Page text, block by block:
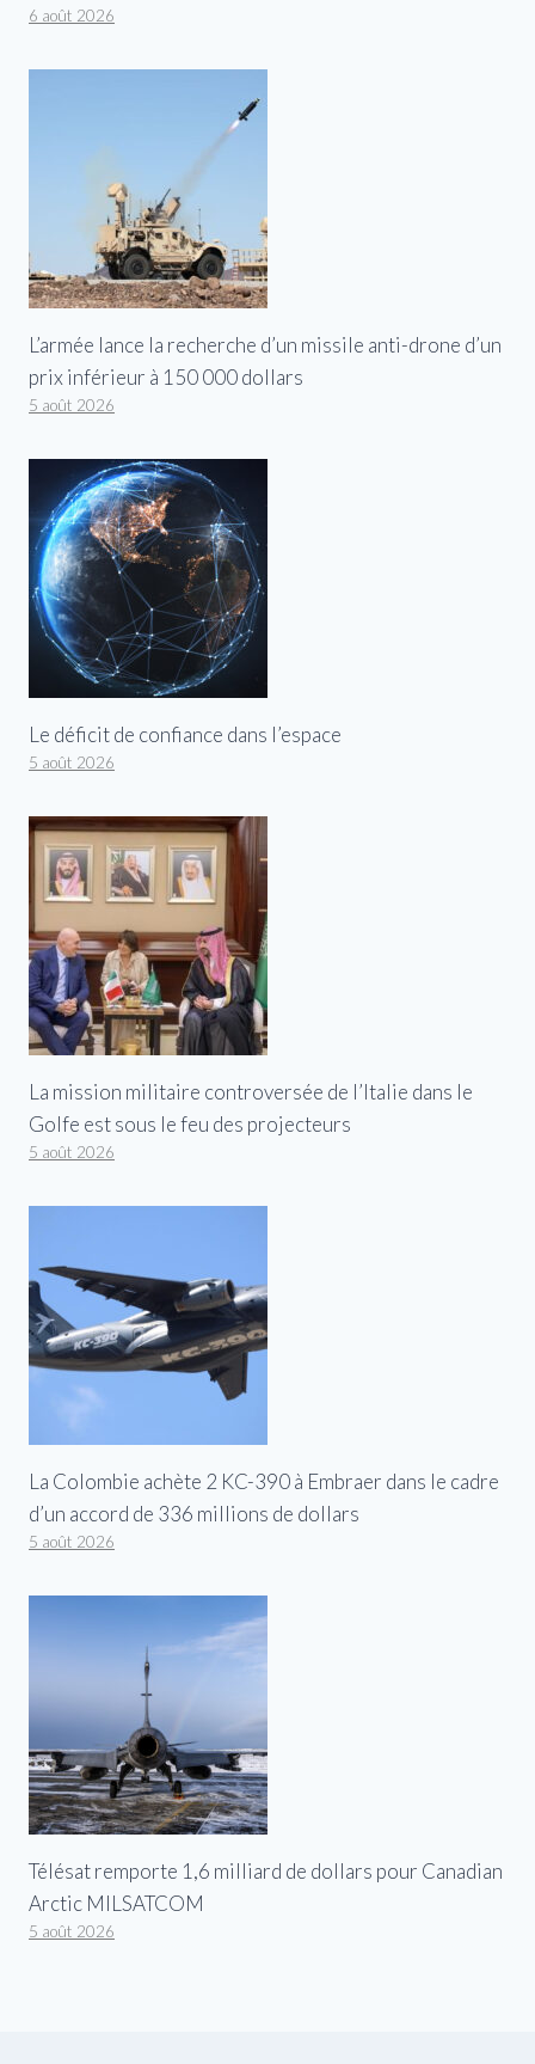
6 août 2026
L’armée lance la recherche d’un missile anti-drone d’un
prix inférieur à 150 000 dollars
5 août 2026
Le déficit de confiance dans l’espace
5 août 2026
La mission militaire controversée de l’Italie dans le
Golfe est sous le feu des projecteurs
5 août 2026
La Colombie achète 2 KC-390 à Embraer dans le cadre
d’un accord de 336 millions de dollars
5 août 2026
Télésat remporte 1,6 milliard de dollars pour Canadian
Arctic MILSATCOM
5 août 2026